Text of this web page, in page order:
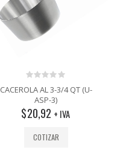
0
out
5
CACEROLA AL 3-3/4 QT (U-
ASP-3)
$20,92 + IVA
COTIZAR